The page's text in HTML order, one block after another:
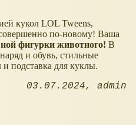
кукол LOL Tweens,
по-новому! Ваша
фигурки животного! В
и обувь, стильные
и подставка для куклы.
03.07.2024 admin